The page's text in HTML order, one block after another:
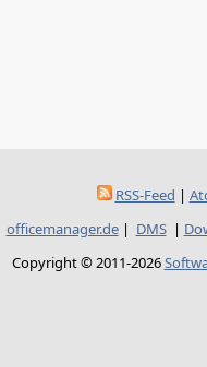
RSS-Feed |
officemanager.de| DMS|
Copyright © 2011-2026